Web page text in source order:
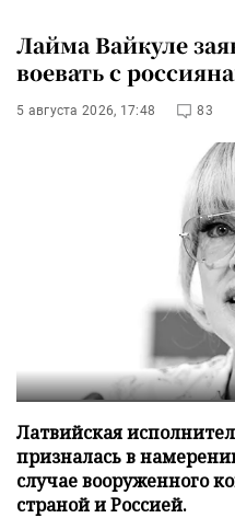
Лайма Вайкуле
воевать с
5 августа 2026, 17:48 83
Латвийская
призналась в
случае вооруженного
страной и Россией.